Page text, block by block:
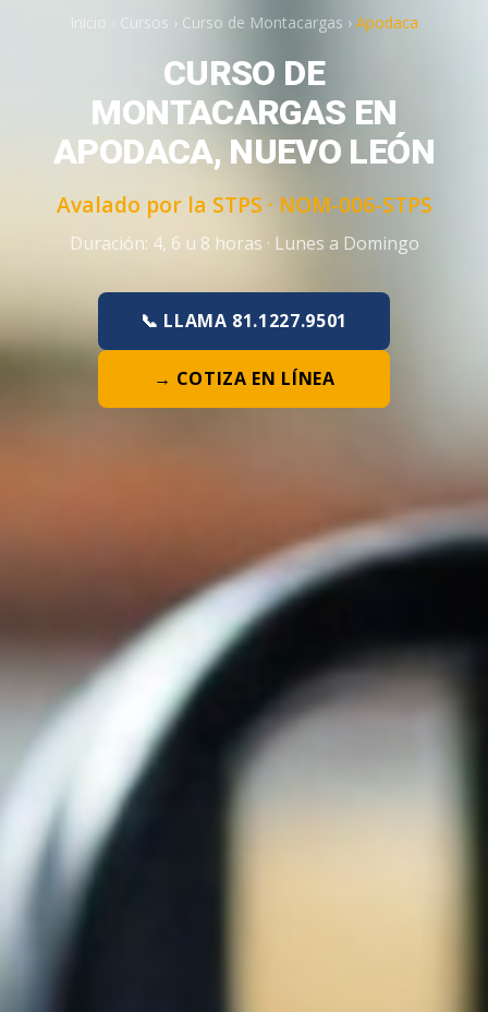
Cursos › Curso de Montacargas › Apodaca
CURSO DE
MONTACARGAS EN
APODACA, NUEVO LEÓN
Avalado por la STPS · NOM-006-STPS
Duración: 4, 6 u 8 horas · Lunes a Domingo
📞 LLAMA 81.1227.9501
→ COTIZA EN LÍNEA